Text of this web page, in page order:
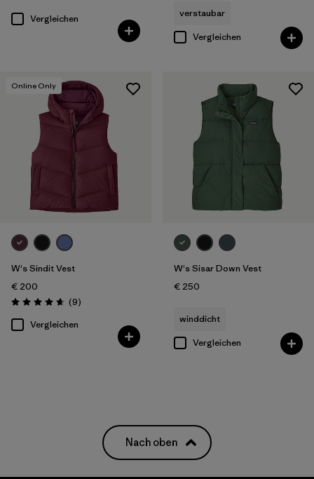
Vergleichen
verstaubar
Vergleichen
Online Only
W's Sindit Vest
€ 200
Bewertung: 4.7 / 5
(9Rezensionen
)
Vergleichen
W's Sisar Down Vest
€ 250
winddicht
Vergleichen
Nach oben